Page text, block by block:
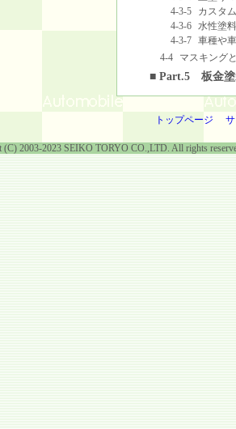
4-3-5
カスタ
4-3-6 水性塗
4-3-7 車種や
4-4
マスキング
■ Part.5 板金塗
トップページ
(C) 2003-2023 SEIKO TORYO CO.,LTD. All rights